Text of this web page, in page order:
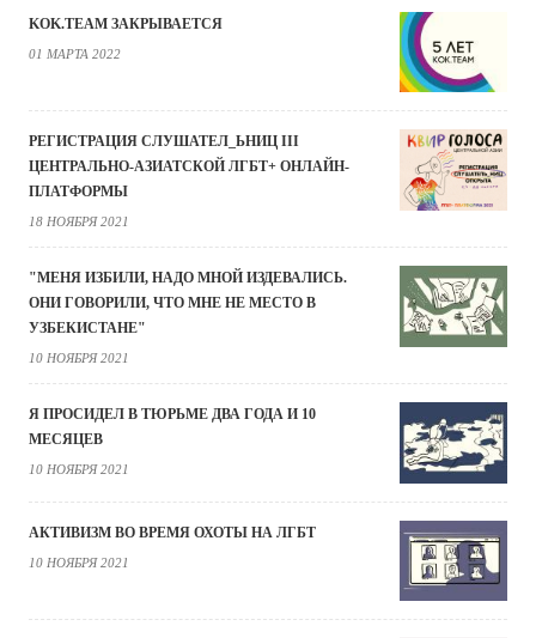
KOK.TEAM ЗАКРЫВАЕТСЯ
01 МАРТА 2022
РЕГИСТРАЦИЯ СЛУШАТЕЛ_ЬНИЦ III
ЦЕНТРАЛЬНО-АЗИАТСКОЙ ЛГБТ+ ОНЛАЙН-
ПЛАТФОРМЫ
18 НОЯБРЯ 2021
"МЕНЯ ИЗБИЛИ, НАДО МНОЙ ИЗДЕВАЛИСЬ.
ОНИ ГОВОРИЛИ, ЧТО МНЕ НЕ МЕСТО В
УЗБЕКИСТАНЕ"
10 НОЯБРЯ 2021
Я ПРОСИДЕЛ В ТЮРЬМЕ ДВА ГОДА И 10
МЕСЯЦЕВ
10 НОЯБРЯ 2021
АКТИВИЗМ ВО ВРЕМЯ ОХОТЫ НА ЛГБТ
10 НОЯБРЯ 2021